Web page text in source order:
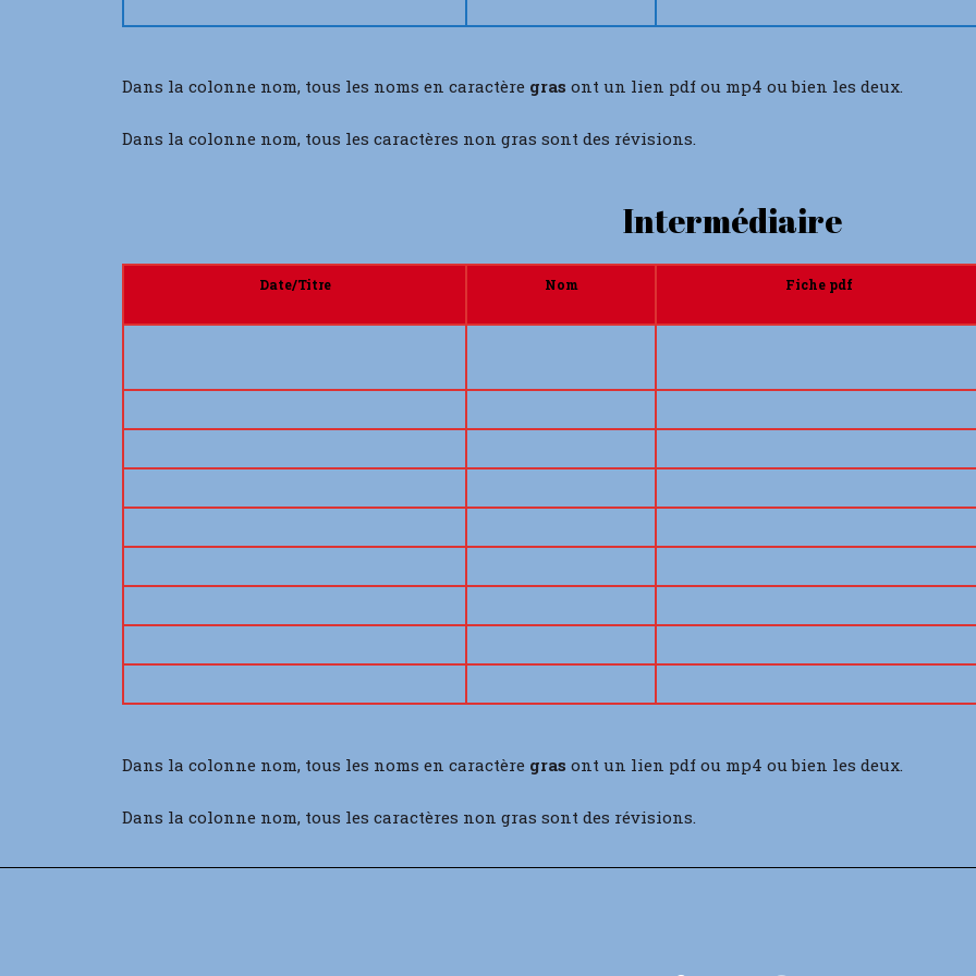
Dans la colonne nom, tous les noms en caractère gras ont un lien pdf ou mp4 ou bien les deux.
Dans la colonne nom, tous les caractères non gras sont des révisions.
Intermédiaire
Date/Titre Nom Fiche pdf
Dans la colonne nom, tous les noms en caractère gras ont un lien pdf ou mp4 ou bien les deux.
Dans la colonne nom, tous les caractères non gras sont des révisions.